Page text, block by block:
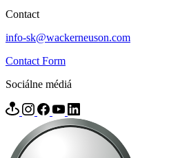
Contact
info-sk@wackerneuson.com
Contact Form
Sociálne médiá